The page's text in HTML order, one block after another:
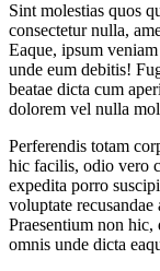
Sint molestias quos
consectetur nulla,
Eaque, ipsum
unde eum debitis!
beatae dicta cum
dolorem vel nulla
Perferendis totam
hic facilis, odio vero
expedita porro
voluptate
Praesentium non
omnis unde dicta